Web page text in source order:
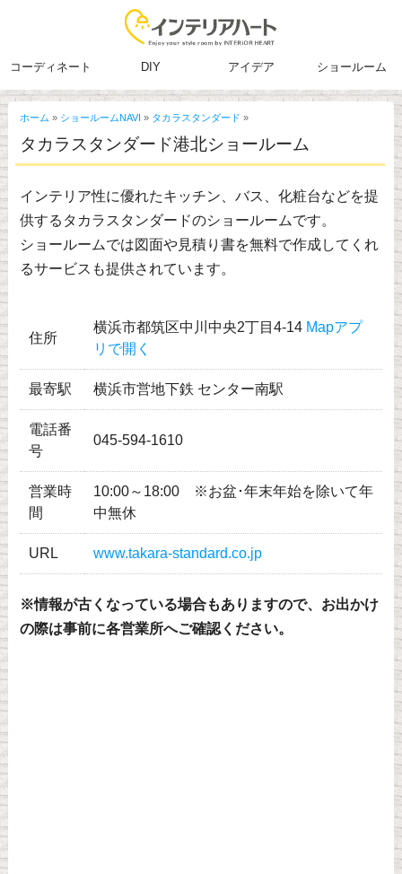
コーディネート DIY アイデア ショールーム
ホーム » ショールームNAVI » タカラスタンダード »
タカラスタンダード港北ショールーム
インテリア性に優れたキッチン、バス、化粧台などを提
供するタカラスタンダードのショールームです。
ショールームでは図面や見積り書を無料で作成してくれ
るサービスも提供されています。
住所
横浜市都筑区中川中央2丁目4-14 Mapアプ
リで開く
最寄駅 横浜市営地下鉄 センター南駅
電話番
号
045-594-1610
営業時
間
10:00～18:00 ※お盆･年末年始を除いて年
中無休
URL www.takara-standard.co.jp
※情報が古くなっている場合もありますので、お出かけ
の際は事前に各営業所へご確認ください。